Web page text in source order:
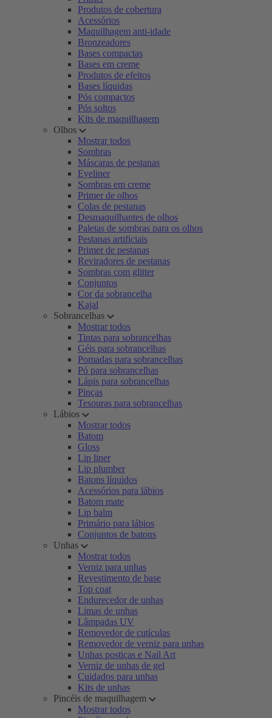
Produtos de cobertura
Acessórios
Maquilhagem anti-idade
Bronzeadores
Bases compactas
Bases em creme
Produtos de efeitos
Bases líquidas
Pós compactos
Pós soltos
Kits de maquilhagem
Olhos
Mostrar todos
Sombras
Máscaras de pestanas
Eyeliner
Sombras em creme
Primer de olhos
Colas de pestanas
Desmaquilhantes de olhos
Paletas de sombras para os olhos
Pestanas artificiais
Primer de pestanas
Reviradores de pestanas
Sombras com glitter
Conjuntos
Cor da sobrancelha
Kajal
Sobrancelhas
Mostrar todos
Tintas para sobrancelhas
Géis para sobrancelhas
Pomadas para sobrancelhas
Pó para sobrancelhas
Lápis para sobrancelhas
Pinças
Tesouras para sobrancelhas
Lábios
Mostrar todos
Batom
Gloss
Lip liner
Lip plumber
Batons líquidos
Acessórios para lábios
Batom mate
Lip balm
Primário para lábios
Conjuntos de batons
Unhas
Mostrar todos
Verniz para unhas
Revestimento de base
Top coat
Endurecedor de unhas
Limas de unhas
Lâmpadas UV
Removedor de cutículas
Removedor de verniz para unhas
Unhas postiças e Nail Art
Verniz de unhas de gel
Cuidados para unhas
Kits de unhas
Pincéis de maquilhagem
Mostrar todos